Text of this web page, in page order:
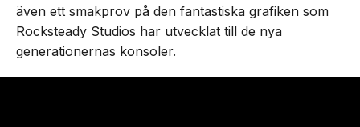
även ett smakprov på den fantastiska grafiken som
Rocksteady Studios har utvecklat till de nya
generationernas konsoler.